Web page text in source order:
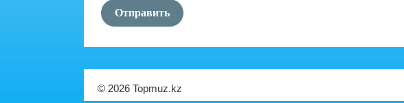
Отправить
© 2026 Topmuz.kz